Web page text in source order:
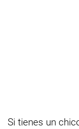
Si tienes un